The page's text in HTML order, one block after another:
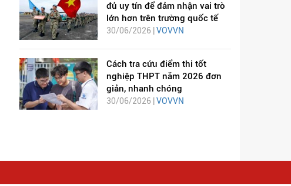
đủ uy tín để đảm nhận vai trò
lớn hơn trên trường quốc tế
30/06/2026 | VOVVN
Cách tra cứu điểm thi tốt
nghiệp THPT năm 2026 đơn
giản, nhanh chóng
30/06/2026 |VOVVN